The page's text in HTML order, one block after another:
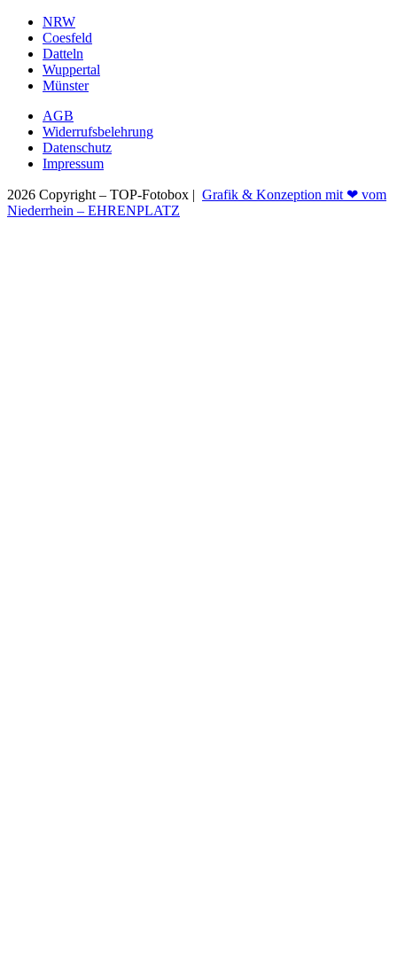
NRW
Coesfeld
Datteln
Wuppertal
Münster
AGB
Widerrufsbelehrung
Datenschutz
Impressum
2026 Copyright – TOP-Fotobox | Grafik & Konzeption mit ❤ vom
Niederrhein – EHRENPLATZ